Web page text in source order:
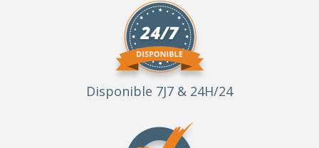
Disponible 7J7 & 24H/24